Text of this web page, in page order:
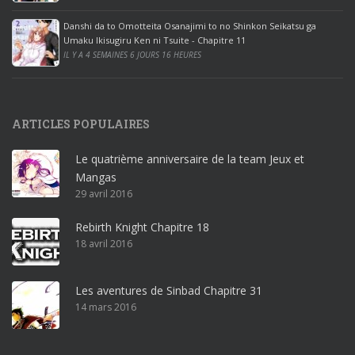
e
2
0
1
r
o
ff
i
c
e
3
r
Danshi da to Omotteita Osanajimi to no Shinkon Seikatsu ga
Umaku Ikisugiru Ken ni Tsuite - Chapitre 11
IL Y A 4 SEMAINES 6 JOURS 16 HEURES
ARTICLES POPULAIRES
Le quatrième anniversaire de la team Jeux et
Mangas
29 avril 2016
Rebirth Knight Chapitre 18
18 avril 2016
Les aventures de Sinbad Chapitre 31
14 mars 2016